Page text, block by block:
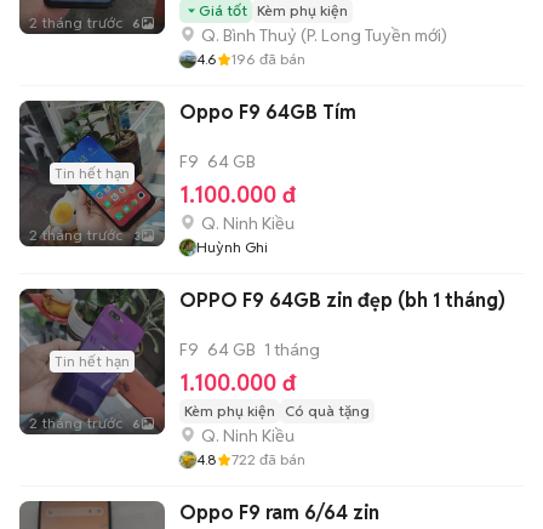
2 tháng trước 6
Giá tốt Kèm phụ kiện
Q. Bình Thuỷ (P. Long Tuyền mới)
4.6 196 đã bán
Tin hết hạn
2 tháng trước 3
Oppo F9 64GB Tím
F9 64 GB
1.100.000 đ
Q. Ninh Kiều
Huỳnh Ghi
Tin hết hạn
2 tháng trước 6
OPPO F9 64GB zin đẹp (bh 1 tháng)
F9 64 GB 1 tháng
1.100.000 đ
Kèm phụ kiện Có quà tặng
Q. Ninh Kiều
4.8 722 đã bán
Oppo F9 ram 6/64 zin